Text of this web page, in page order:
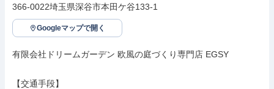
366-0022埼玉県深谷市本田ケ谷133-1
Googleマップで開く
有限会社ドリームガーデン 欧風の庭づくり専門店 EGSY
【交通手段】